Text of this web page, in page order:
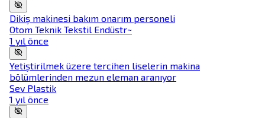
Dikiş makinesi bakım onarım personeli
Otom Teknik Tekstil Endüstr~
1 yıl önce
Yetiştirilmek üzere tercihen liselerin makina
bölümlerinden mezun eleman aranıyor
Sev Plastik
1 yıl önce